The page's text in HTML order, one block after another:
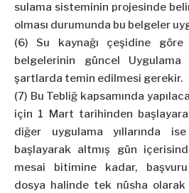
sulama sisteminin projesinde
olması durumunda bu belgeler
(6) Su kaynağı çeşidine göre
belgelerinin güncel Uygulama
şartlarda temin edilmesi gerekir.
(7) Bu Tebliğ kapsamında
için 1 Mart tarihinden
diğer uygulama yıllarında
başlayarak altmış gün
mesai bitimine kadar,
dosya halinde tek nüsha